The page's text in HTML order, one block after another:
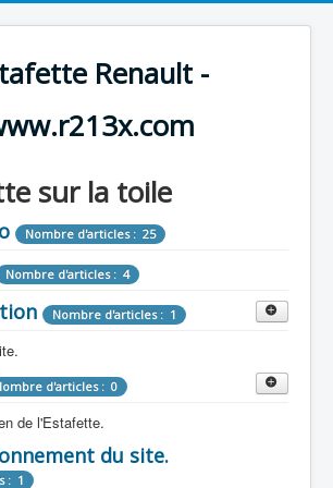
Renault -
sur la toile
Nombre d'articles : 25
Nombre d'articles : 4
Nombre d'articles : 1
Nombre d'articles : 9
que l'on a vu sur l'estafette !
Nombre d'articles : 3
d'articles : 0
de l'Estafette.
Nombre d'articles : 0
du site.
: 1